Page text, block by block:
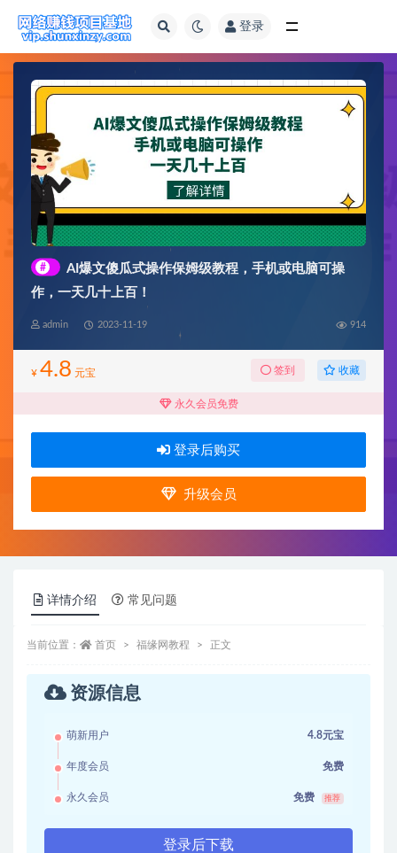
登录
#
AI爆文傻瓜式操作保姆级教程，手机或电脑可操
作，一天几十上百！
admin 2023-11-19 914
¥ 4.8 元宝 签到 收藏
永久会员免费
登录后购买
升级会员
详情介绍 常见问题
当前位置： 首页 福缘网教程 正文
资源信息
萌新用户 4.8元宝
年度会员 免费
永久会员 免费 推荐
登录后下载